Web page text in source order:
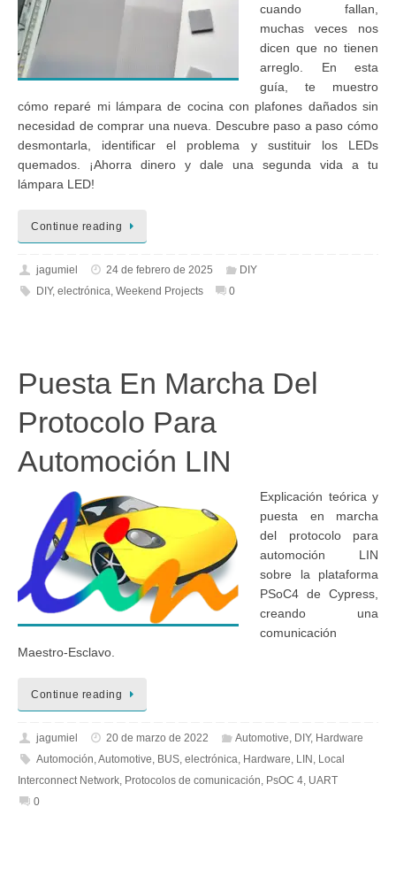
cuando fallan,
muchas veces nos
dicen que no tienen
arreglo. En esta
guía, te muestro
cómo reparé mi lámpara de cocina con plafones dañados sin
necesidad de comprar una nueva. Descubre paso a paso cómo
desmontarla, identificar el problema y sustituir los LEDs
quemados. ¡Ahorra dinero y dale una segunda vida a tu
lámpara LED!
Continue reading
jagumiel 24 de febrero de 2025
DIY
DIY, electrónica, Weekend Projects 0
Puesta En Marcha Del
Protocolo Para
Automoción LIN
Explicación teórica y
puesta en marcha
del protocolo para
automoción LIN
sobre la plataforma
PSoC4 de Cypress,
creando una
comunicación
Maestro-Esclavo.
Continue reading
jagumiel 20 de marzo de 2022 Automotive, DIY, Hardware
Automoción,Automotive, BUS, electrónica, Hardware, LIN, Local
Interconnect Network, Protocolos de comunicación, PsOC 4, UART
0